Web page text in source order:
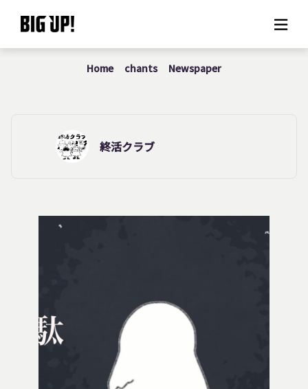
About BIG UP!
Rate plan
Usage flow
Home chants Newspaper
終活クラブ